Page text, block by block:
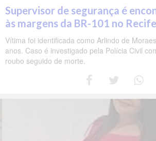
Supervisor de segurança é
às margens da BR-101 no Recife
Vítima foi identificada como Arlindo de
anos. Caso é investigado pela Polícia Civil
roubo seguido de morte.